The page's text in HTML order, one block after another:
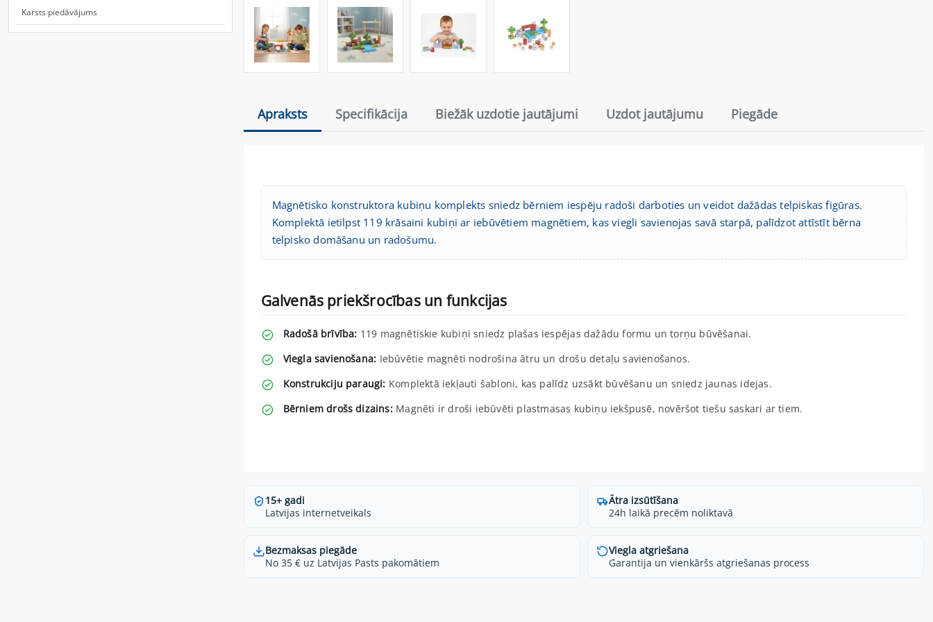
Karsts piedāvājums
Apraksts Specifikācija Biežāk uzdotie jautājumi Uzdot jautājumu Piegāde
Magnētisko konstruktora kubiņu komplekts sniedz bērniem iespēju radoši darboties un veidot dažādas telpiskas figūras.
Komplektā ietilpst 119 krāsaini kubiņi ar iebūvētiem magnētiem, kas viegli savienojas savā starpā, palīdzot attīstīt bērna
telpisko domāšanu un radošumu.
Galvenās priekšrocības un funkcijas
Radošā brīvība: 119 magnētiskie kubiņi sniedz plašas iespējas dažādu formu un torņu būvēšanai.
Viegla savienošana: Iebūvētie magnēti nodrošina ātru un drošu detaļu savienošanos.
Konstrukciju paraugi: Komplektā iekļauti šabloni, kas palīdz uzsākt būvēšanu un sniedz jaunas idejas.
Bērniem drošs dizains:Magnēti ir droši iebūvēti plastmasas kubiņu iekšpusē, novēršot tiešu saskari ar tiem.
15+ gadi
Latvijas internetveikals
Ātra izsūtīšana
24h laikā precēm noliktavā
Bezmaksas piegāde
No 35 € uz Latvijas Pasts pakomātiem
Viegla atgriešana
Garantija un vienkāršs atgriešanas process